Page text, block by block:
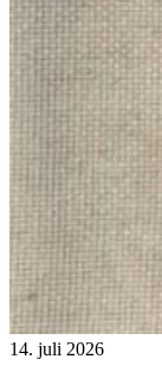
14. juli 2026